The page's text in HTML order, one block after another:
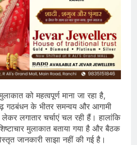
को महत्वपूर्ण माना जा रहा है,
गठबंधन के भीतर समन्वय और आगामी
लेकर लगातार चर्चाएं चल रही हैं। हालांकि
मुलाकात बताया गया है और बैठक
जानकारी साझा नहीं की गई है।